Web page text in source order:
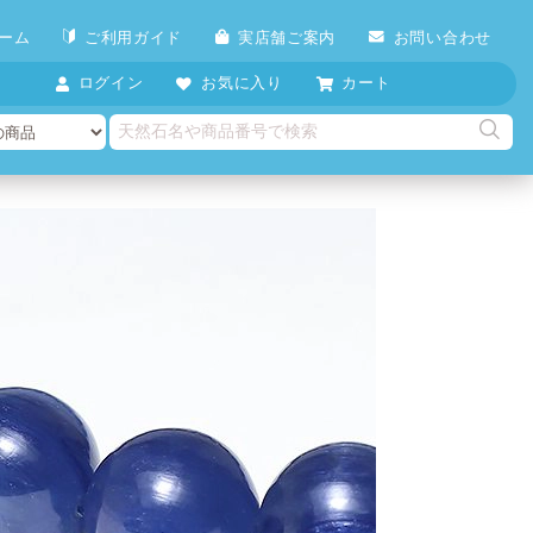
ム ご利用ガイド 実店舗ご案内 お問い合わせ
ログイン お気に入り カート